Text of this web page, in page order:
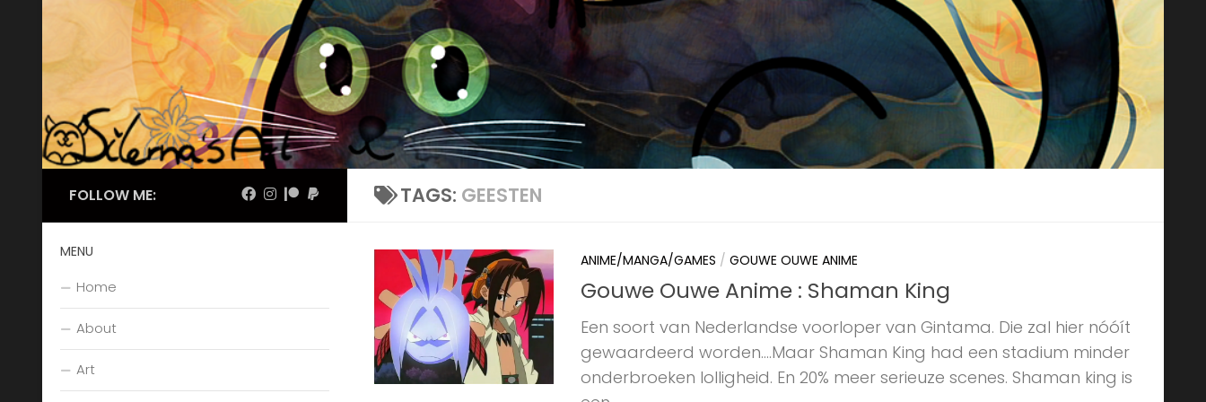
Skip to content
TAGS: GEESTEN
ANIME/MANGA/GAMES / GOUWE OUWE ANIME
Gouwe Ouwe Anime : Shaman King
Een soort van Nederlandse voorloper van Gintama. Die zal hier nóóít
gewaardeerd worden….Maar Shaman King had een stadium minder
onderbroeken lolligheid. En 20% meer serieuze scenes. Shaman king is
FOLLOW ME:
MENU
Home
About
Art